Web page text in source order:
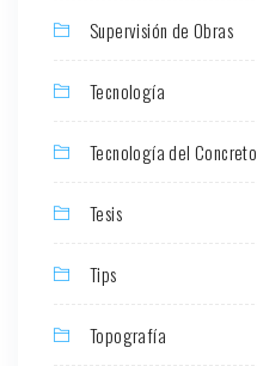
Supervisión de Obras
Tecnología
Tecnología del Concreto
Tesis
Tips
Topografía